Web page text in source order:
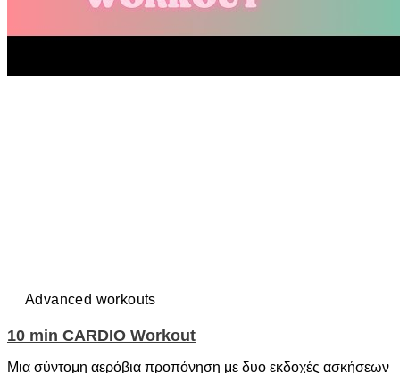
Advanced workouts
10 min CARDIO Workout
Μια σύντομη αερόβια προπόνηση με δυο εκδοχές ασκήσεων